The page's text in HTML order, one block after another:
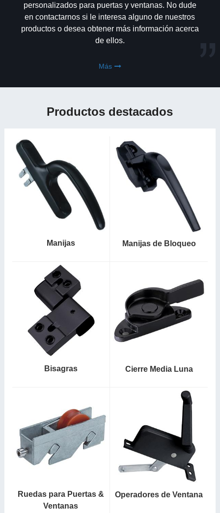
personalizados para puertas y ventanas. No dude
en contactarnos si le interesa alguno de nuestros
productos o desea obtener más información acerca
de ellos.
Más
Productos destacados
Manijas Manijas de Bloqueo
Bisagras Cierre Media Luna
Ruedas para Puertas &
Ventanas
Operadores de Ventana